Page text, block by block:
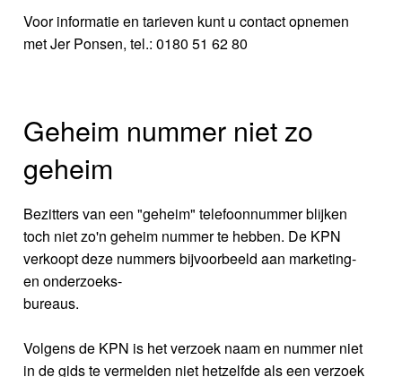
Voor informatie en tarieven kunt u contact opnemen
met Jer Ponsen, tel.: 0180 51 62 80
Geheim nummer niet zo
geheim
Bezitters van een "geheim" telefoonnummer blijken
toch niet zo'n geheim nummer te hebben. De KPN
verkoopt deze nummers bijvoorbeeld aan marketing-
en onderzoeks-
bureaus.
Volgens de KPN is het verzoek naam en nummer niet
in de gids te vermelden niet hetzelfde als een verzoek